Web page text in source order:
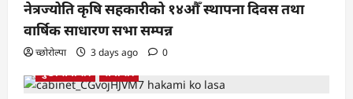
नेत्रज्योति कृषि सहकारीको १४औँ स्थापना दिवस तथा
वार्षिक साधारण सभा सम्पन्न
च्छोरोल्पा 3 days ago
0
मुख्य समाचार
समाचार